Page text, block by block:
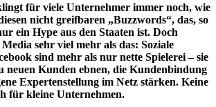
für viele Unternehmer immer noch, wie
nicht greifbaren „Buzzwords“, das, so
ein Hype aus den Staaten ist. Doch
sehr viel mehr als das: Soziale
sind mehr als nur nette Spielerei – sie
neuen Kunden ebnen, die Kundenbindung
Expertenstellung im Netz stärken. Keine
für kleine Unternehmen.